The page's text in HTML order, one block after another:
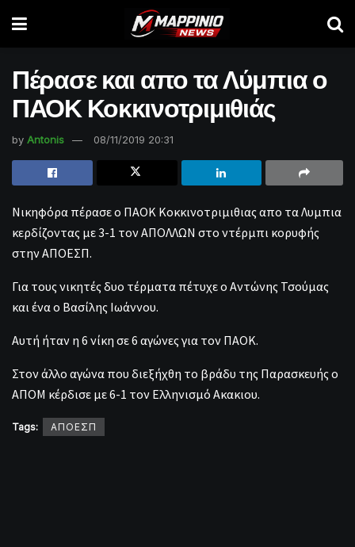
Πέρασε και απο τα Λύμπια ο
ΠΑΟΚ Κοκκινοτριμιθιάς
by Antonis 08/11/2019 20:31
Νικηφόρα πέρασε ο ΠΑΟΚ Κοκκινοτριμιθιας απο τα Λυμπια
κερδίζοντας με 3-1 τον ΑΠΟΛΛΩΝ στο ντέρμπι κορυφής
στην ΑΠΟΕΣΠ.
Για τους νικητές δυο τέρματα πέτυχε ο Αντώνης Τσούμας
και ένα ο Βασίλης Ιωάννου.
Αυτή ήταν η 6 νίκη σε 6 αγώνες για τον ΠΑΟΚ.
Στον άλλο αγώνα που διεξήχθη το βράδυ της Παρασκευής ο
ΑΠΟΜ κέρδισε με 6-1 τον Ελληνισμό Ακακιου.
Tags: ΑΠΟΕΣΠ